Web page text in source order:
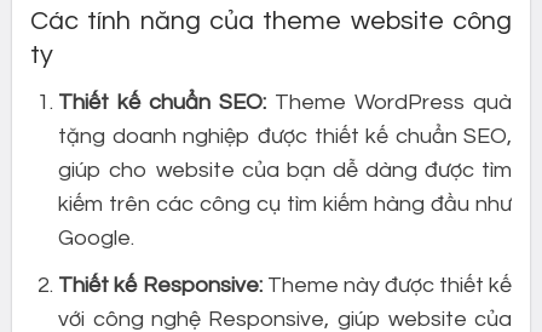
Các tính năng của theme website công
ty
Thiết kế chuẩn SEO: Theme WordPress quà
tặng doanh nghiệp được thiết kế chuẩn SEO,
giúp cho website của bạn dễ dàng được tìm
kiếm trên các công cụ tìm kiếm hàng đầu như
Google.
Thiết kế Responsive:Theme này được thiết kế
với công nghệ Responsive, giúp website của